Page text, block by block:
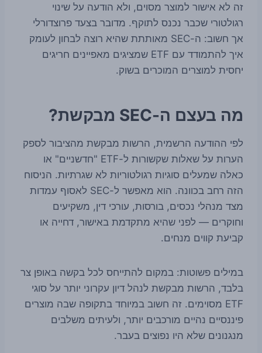
זה לא אישור למוצר מסוים, ולא הודעה על שינוי
רגולטורי שכבר נכנס לתוקף. מדובר בצעד פרוצדורלי
אך חשוב: ה-SEC מאותתת שהיא רוצה לבחון לעומק
איך להתמודד עם ETF שמציגים מאפיינים חריגים
יחסית למוצרים המוכרים בשוק.
מה בעצם ה-SEC מבקשת?
לפי ההודעה הרשמית, הרשות מבקשת מהציבור לספק
הערות על שאלות שקשורות ל-ETF "חדשניים" או
כאלה שמעלים סוגיות רגולטוריות לא שגרתיות. הניסוח
הזה רחב בכוונה. הוא מאפשר ל-SEC לאסוף עמדות
מצד מנהלי נכסים, בורסות, עורכי דין, משקיעים
וחוקרים — לפני שהיא מתקדמת באישור, דחייה או
קביעת קווים מנחים.
במילים פשוטות: במקום להתייחס לכל בקשה באופן צר
בלבד, הרשות מבקשת לנהל דיון עקרוני יותר על סוגי
ETF מסוימים. זה חשוב במיוחד בתקופה שבה מוצרים
פיננסיים נהיים מורכבים יותר, ולעיתים משלבים
מנגנונים שלא היו נפוצים בעבר.